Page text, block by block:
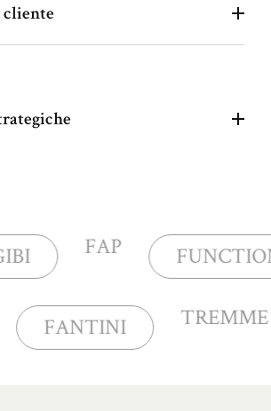
FUNCTIONAL
FANTINI